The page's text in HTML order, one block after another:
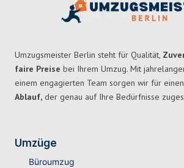
Umzugsmeister Berlin steht für Qualität,
faire Preise bei Ihrem Umzug. Mit
einem engagierten Team sorgen wir für einen
Ablauf, der genau auf Ihre Bedürfnisse
Umzüge
Büroumzug